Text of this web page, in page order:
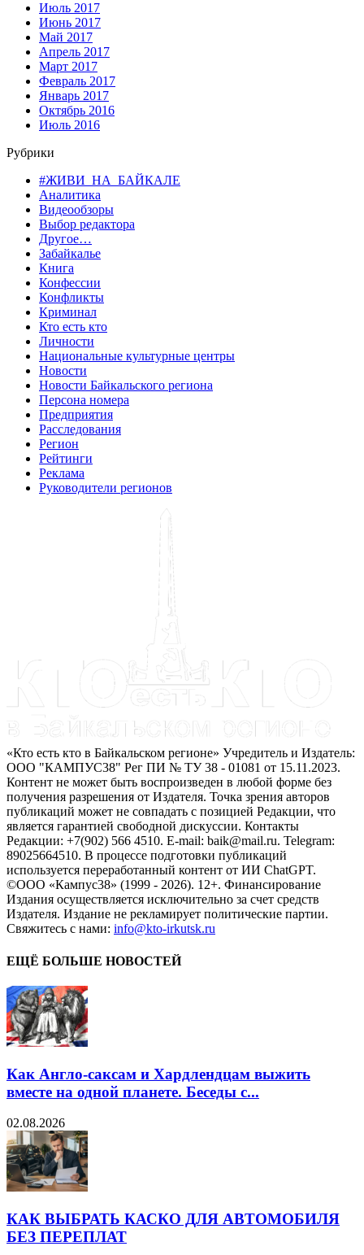
Июль 2017
Июнь 2017
Май 2017
Апрель 2017
Март 2017
Февраль 2017
Январь 2017
Октябрь 2016
Июль 2016
Рубрики
#ЖИВИ_НА_БАЙКАЛЕ
Аналитика
Видеообзоры
Выбор редактора
Другое…
Забайкалье
Книга
Конфессии
Конфликты
Криминал
Кто есть кто
Личности
Национальные культурные центры
Новости
Новости Байкальского региона
Персона номера
Предприятия
Расследования
Регион
Рейтинги
Реклама
Руководители регионов
«Кто есть кто в Байкальском регионе» Учредитель и Издатель:
ООО "КАМПУС38" Рег ПИ № ТУ 38 - 01081 от 15.11.2023.
Контент не может быть воспроизведен в любой форме без
получения разрешения от Издателя. Точка зрения авторов
публикаций может не совпадать с позицией Редакции, что
является гарантией свободной дискуссии. Контакты
Редакции: +7(902) 566 4510. E-mail: baik@mail.ru. Telegram:
89025664510. В процессе подготовки публикаций
используется переработанный контент от ИИ ChatGPT.
©ООО «Кампус38» (1999 - 2026). 12+. Финансирование
Издания осуществляется исключительно за счет средств
Издателя. Издание не рекламирует политические партии.
Свяжитесь с нами: info@kto-irkutsk.ru
ЕЩЁ БОЛЬШЕ НОВОСТЕЙ
Как Англо-саксам и Хардлендцам выжить
вместе на одной планете. Беседы с...
02.08.2026
КАК ВЫБРАТЬ КАСКО ДЛЯ АВТОМОБИЛЯ
БЕЗ ПЕРЕПЛАТ